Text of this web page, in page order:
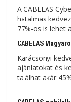
A CABELAS
hatalmas
77%-os is lehet
CABELAS
Karácsonyi
ajánlatokat és
találhat akár